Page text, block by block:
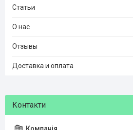
Статьи
О нас
Отзывы
Доставка и оплата